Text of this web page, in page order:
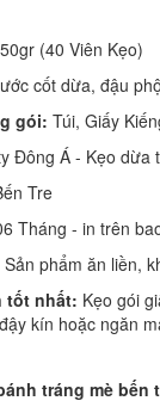
(40 Viên Kẹo)
ước cốt dừa, đậu
gói: Túi, Giấy
Đông Á - Kẹo dừa
Tre
Tháng - in trên
Sản phẩm ăn liền,
tốt nhất: Kẹo gói
kín hoặc ngăn
tráng mè bến